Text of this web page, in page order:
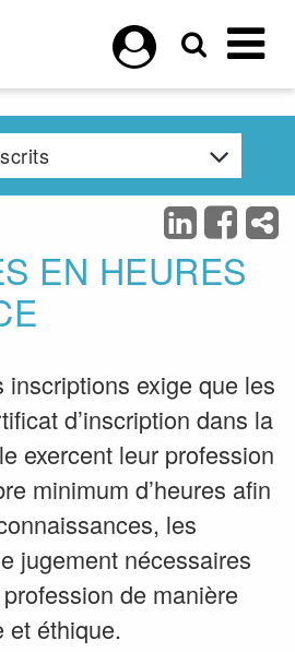
EN HEURES
inscriptions exige que les
d’inscription dans la
exercent leur profession
minimum d’heures afin
les
jugement nécessaires
de manière
et éthique.